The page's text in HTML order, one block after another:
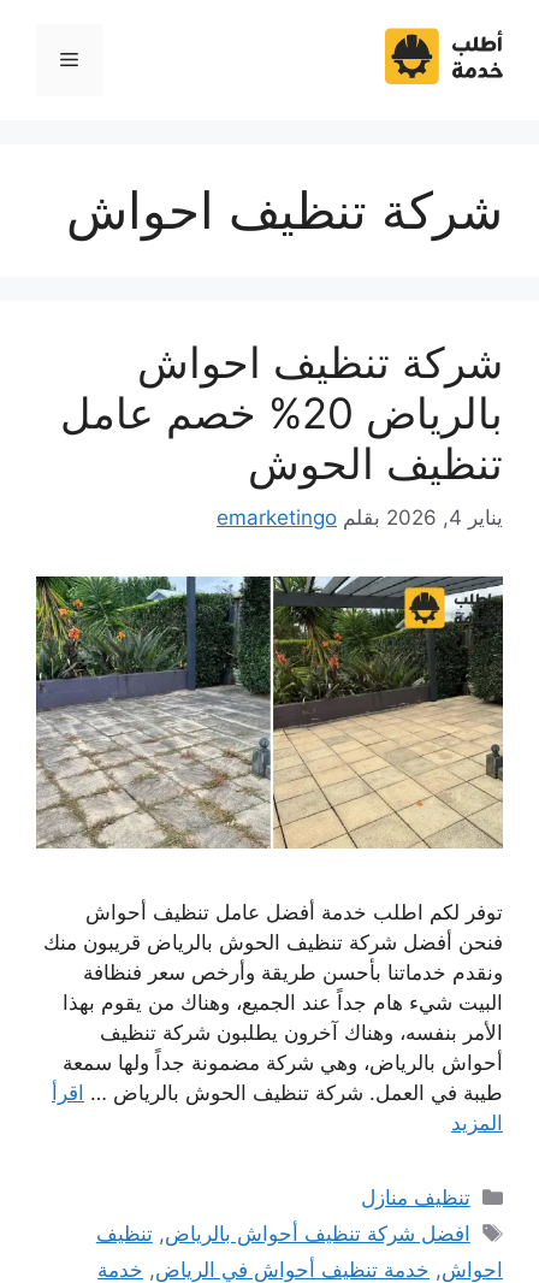
المحتوى
القائمة
شركة تنظيف احواش
شركة تنظيف احواش
بالرياض 20% خصم عامل
تنظيف الحوش
يناير 4, 2026 بقلم emarketingo
توفر لكم اطلب خدمة أفضل عامل تنظيف أحواش
فنحن أفضل شركة تنظيف الحوش بالرياض قريبون منك
ونقدم خدماتنا بأحسن طريقة وأرخص سعر فنظافة
البيت شيء هام جداً عند الجميع، وهناك من يقوم بهذا
الأمر بنفسه، وهناك آخرون يطلبون شركة تنظيف
أحواش بالرياض، وهي شركة مضمونة جداً ولها سمعة
طيبة في العمل. شركة تنظيف الحوش بالرياض … اقرأ
المزيد
التصنيفات
تنظيف منازل
الوسوم
افضل شركة تنظيف أحواش بالرياض,تنظيف
احواش, خدمة تنظيف أحواش في الرياض, خدمة